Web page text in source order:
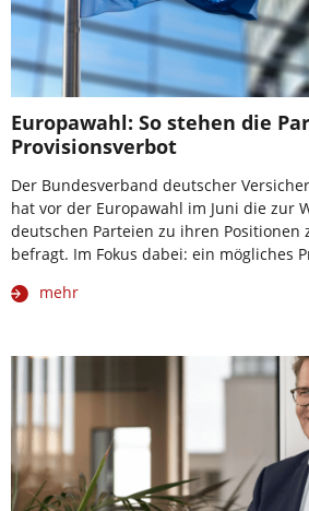
Europawahl: So stehen die
Provisionsverbot
Der Bundesverband deutscher
hat vor der Europawahl im Juni die zur
deutschen Parteien zu ihren
befragt. Im Fokus dabei: ein mögliches
mehr